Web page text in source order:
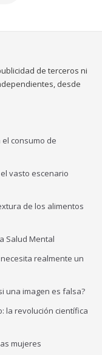
de terceros ni
desde
consumo de
vasto escenario
de los alimentos
Salud Mental
realmente un
una imagen es falsa?
la revolución científica
mujeres